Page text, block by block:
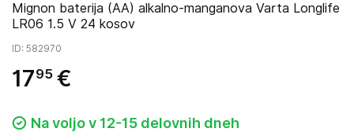
Mignon baterija (AA) alkalno-manganova Varta Longlife
LR06 1.5 V 24 kosov
ID: 582970
1795 €
Na voljo v 12-15 delovnih dneh